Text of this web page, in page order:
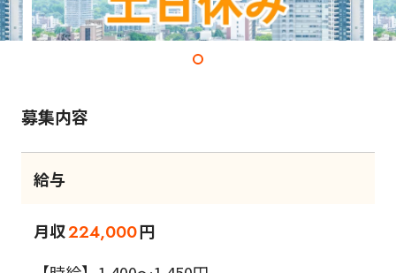
募集内容
給与
月収224,000円